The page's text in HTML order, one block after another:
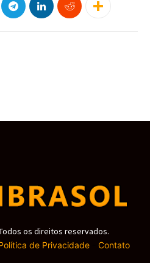
para garantir que você
os direitos reservados.
de Privacidade- Contato